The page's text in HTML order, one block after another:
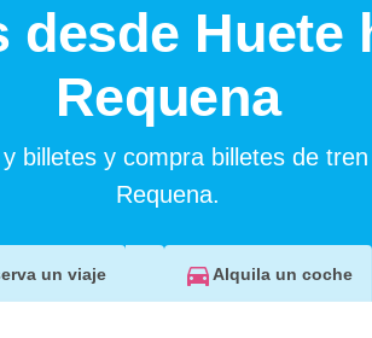
desde Huete
Requena
billetes y compra billetes de
Requena.
un viaje Alquila un coche